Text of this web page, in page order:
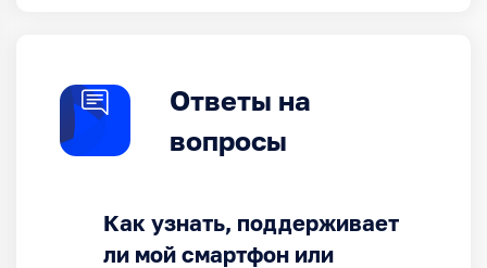
Ответы на
вопросы
Как узнать, поддерживает
ли мой смартфон или